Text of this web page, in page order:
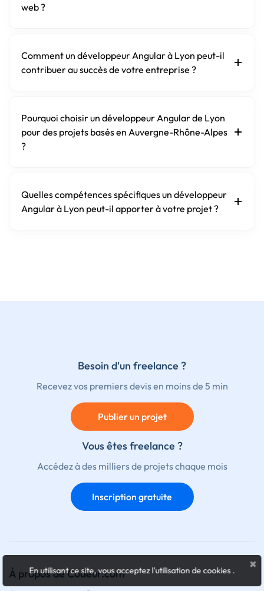
web ?
Comment un développeur Angular à Lyon peut-il
contribuer au succès de votre entreprise ?
Pourquoi choisir un développeur Angular de Lyon
pour des projets basés en Auvergne-Rhône-Alpes
?
Quelles compétences spécifiques un développeur
Angular à Lyon peut-il apporter à votre projet ?
Besoin d'un freelance ?
Recevez vos premiers devis en moins de 5 min
Publier un projet
Vous êtes freelance ?
Accédez à des milliers de projets chaque mois
Inscription gratuite
À propos de Codeur.com
×
En utilisant ce site, vous acceptez l'utilisation de cookies.